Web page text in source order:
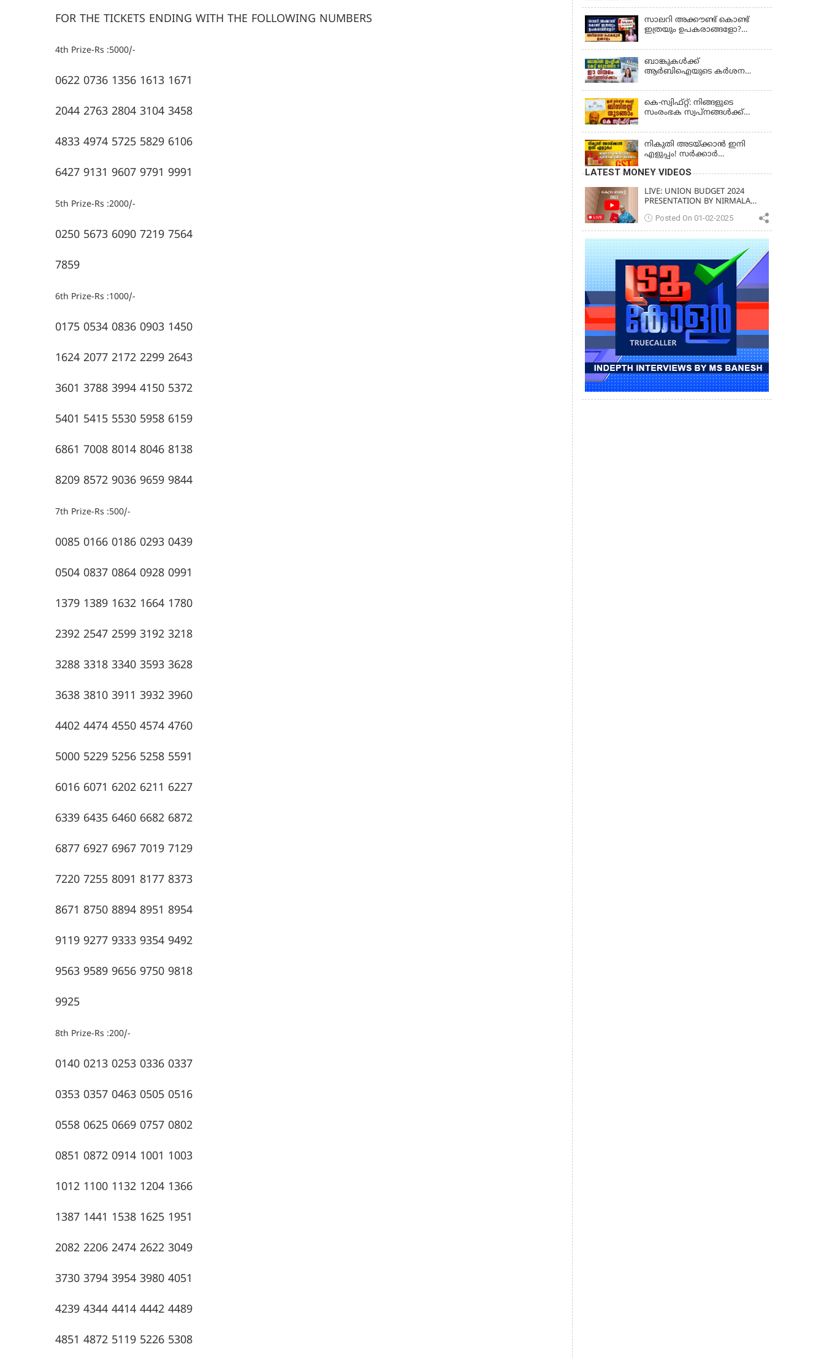
FOR THE TICKETS ENDING WITH THE FOLLOWING NUMBERS
4th Prize-Rs :5000/-
0622 0736 1356 1613 1671
2044 2763 2804 3104 3458
4833 4974 5725 5829 6106
6427 9131 9607 9791 9991
5th Prize-Rs :2000/-
0250 5673 6090 7219 7564
7859
6th Prize-Rs :1000/-
0175 0534 0836 0903 1450
1624 2077 2172 2299 2643
3601 3788 3994 4150 5372
5401 5415 5530 5958 6159
6861 7008 8014 8046 8138
8209 8572 9036 9659 9844
7th Prize-Rs :500/-
0085 0166 0186 0293 0439
0504 0837 0864 0928 0991
1379 1389 1632 1664 1780
2392 2547 2599 3192 3218
3288 3318 3340 3593 3628
3638 3810 3911 3932 3960
4402 4474 4550 4574 4760
5000 5229 5256 5258 5591
6016 6071 6202 6211 6227
6339 6435 6460 6682 6872
6877 6927 6967 7019 7129
7220 7255 8091 8177 8373
8671 8750 8894 8951 8954
9119 9277 9333 9354 9492
9563 9589 9656 9750 9818
9925
8th Prize-Rs :200/-
0140 0213 0253 0336 0337
0353 0357 0463 0505 0516
0558 0625 0669 0757 0802
0851 0872 0914 1001 1003
1012 1100 1132 1204 1366
1387 1441 1538 1625 1951
2082 2206 2474 2622 3049
3730 3794 3954 3980 4051
4239 4344 4414 4442 4489
4851 4872 5119 5226 5308
പ്രഖ്യാപിച്ചു | STHREE SAKTHI SS
482 LOTTERY RESULT
സാലറി അക്കൗണ്ട് കൊണ്ട്
ഇത്രയും ഉപകരാങ്ങളോ?
ഇക്കാര്യം
ബാങ്കുകൾക്ക്
ആർബിഐയുടെ കർശന
മലയാളത്തിൽ, പരാതികൾക്ക്
ഉടൻ പരിഹാരം
കെ-സ്വിഫ്റ്റ്: നിങ്ങളുടെ
സംരംഭക സ്വപ്നങ്ങൾക്ക്
നികുതി അടയ്ക്കാൻ ഇനി
എളുപ്പം! സർക്കാർ
അറിയാം
LATEST MONEY VIDEOS
LIVE: UNION BUDGET 2024
PRESENTATION BY NIRMALA
SITHARAMAN | KERALA VISION
NEWSPosted On 01-02-2025